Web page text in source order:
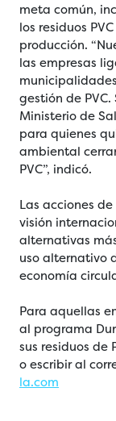
meta común,
los residuos
producción.
las empresas
gestión de
Ministerio de
para quienes
ambiental
PVC”, indicó.
Las acciones
visión
alternativas
uso alternativo
economía
Para aquellas
al programa
sus residuos de
o escribir al
la.com